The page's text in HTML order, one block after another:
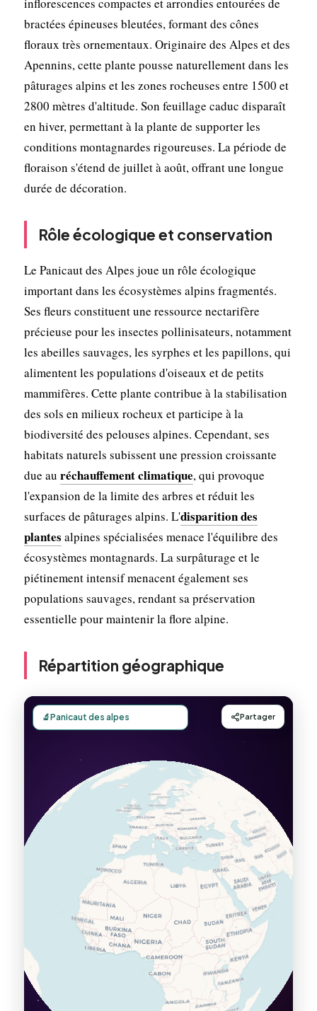
bractées épineuses bleutées, formant des cônes
floraux très ornementaux. Originaire des Alpes et des
Apennins, cette plante pousse naturellement dans les
pâturages alpins et les zones rocheuses entre 1500 et
2800 mètres d'altitude. Son feuillage caduc disparaît
en hiver, permettant à la plante de supporter les
conditions montagnardes rigoureuses. La période de
floraison s'étend de juillet à août, offrant une longue
durée de décoration.
Rôle écologique et conservation
Le Panicaut des Alpes joue un rôle écologique
important dans les écosystèmes alpins fragmentés.
Ses fleurs constituent une ressource nectarifère
précieuse pour les insectes pollinisateurs, notamment
les abeilles sauvages, les syrphes et les papillons, qui
alimentent les populations d'oiseaux et de petits
mammifères. Cette plante contribue à la stabilisation
des sols en milieux rocheux et participe à la
biodiversité des pelouses alpines. Cependant, ses
habitats naturels subissent une pression croissante
due au réchauffement climatique, qui provoque
l'expansion de la limite des arbres et réduit les
surfaces de pâturages alpins. L'disparition des
plantes alpines spécialisées menace l'équilibre des
écosystèmes montagnards. La surpâturage et le
piétinement intensif menacent également ses
populations sauvages, rendant sa préservation
essentielle pour maintenir la flore alpine.
Répartition géographique